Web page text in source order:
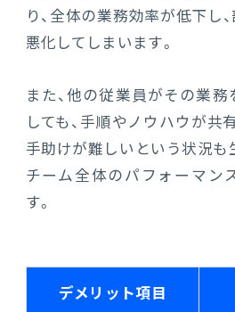
り、全体の業務効率が低下し
悪化してしまいます。
また、他の従業員がその業
しても、手順やノウハウが共
手助けが難しいという状況も
チーム全体のパフォーマン
す。
デメリット項目